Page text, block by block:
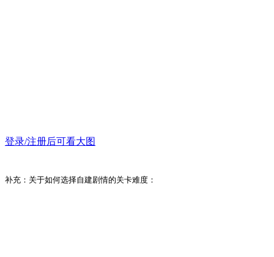
登录/注册后可看大图
补充：关于如何选择自建剧情的关卡难度：